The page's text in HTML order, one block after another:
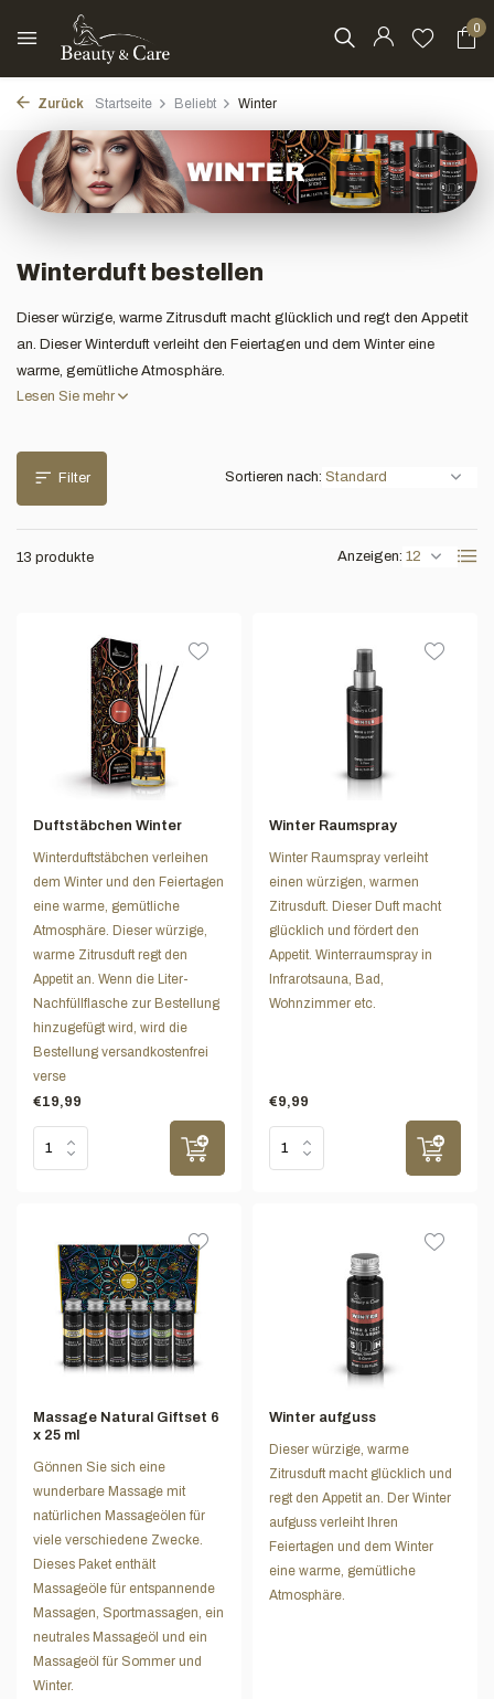
0
Zurück Startseite Beliebt Winter
Winterduft bestellen
Dieser würzige, warme Zitrusduft macht glücklich und regt den Appetit
an. Dieser Winterduft verleiht den Feiertagen und dem Winter eine
warme, gemütliche Atmosphäre.
Lesen Sie mehr
Filter
13 produkte Anzeigen:
Sortieren nach:
Duftstäbchen Winter
Winterduftstäbchen verleihen
dem Winter und den Feiertagen
eine warme, gemütliche
Atmosphäre. Dieser würzige,
warme Zitrusduft regt den
Appetit an. Wenn die Liter-
Nachfüllflasche zur Bestellung
hinzugefügt wird, wird die
Bestellung versandkostenfrei
verse
€19,99
Winter Raumspray
Winter Raumspray verleiht
einen würzigen, warmen
Zitrusduft. Dieser Duft macht
glücklich und fördert den
Appetit. Winterraumspray in
Infrarotsauna, Bad,
Wohnzimmer etc.
€9,99
Massage Natural Giftset 6
x 25 ml
Gönnen Sie sich eine
wunderbare Massage mit
natürlichen Massageölen für
viele verschiedene Zwecke.
Dieses Paket enthält
Massageöle für entspannende
Massagen, Sportmassagen, ein
neutrales Massageöl und ein
Massageöl für Sommer und
Winter.
Winter aufguss
Dieser würzige, warme
Zitrusduft macht glücklich und
regt den Appetit an. Der Winter
aufguss verleiht Ihren
Feiertagen und dem Winter
eine warme, gemütliche
Atmosphäre.